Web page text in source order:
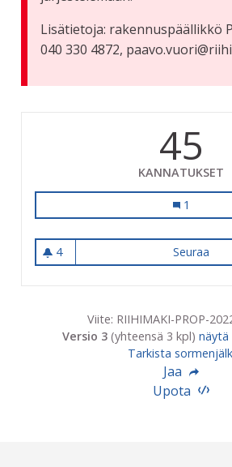
Lisätietoja: rakennuspäällikkö
040 330 4872,
45
KANNATUKSET
1
4
4 seuraajaa
Seuraa
Viite: RIIHIMAKI-PROP-
Versio 3 (yhteensä 3 kpl)
Tarkista
Jaa
Upota